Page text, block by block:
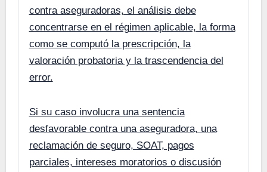
contra aseguradoras, el análisis debe
concentrarse en el régimen aplicable, la forma
como se computó la prescripción, la
valoración probatoria y la trascendencia del
error.
Si su caso involucra una sentencia
desfavorable contra una aseguradora, una
reclamación de seguro, SOAT, pagos
parciales, intereses moratorios o discusión